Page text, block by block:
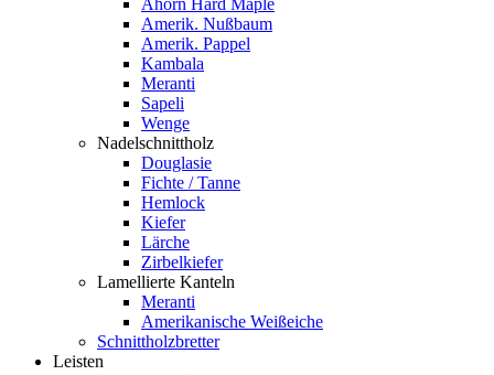
Amerik. Nußbaum
Amerik. Pappel
Kambala
Meranti
Sapeli
Wenge
Nadelschnittholz
Douglasie
Fichte / Tanne
Hemlock
Kiefer
Lärche
Zirbelkiefer
Lamellierte Kanteln
Meranti
Amerikanische Weißeiche
Schnittholzbretter
Leisten